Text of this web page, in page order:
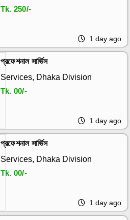
Tk. 250/-
1 day ago
প্রফেশনাল সার্ভিস
Services, Dhaka Division
Tk. 00/-
1 day ago
প্রফেশনাল সার্ভিস
Services, Dhaka Division
Tk. 00/-
1 day ago